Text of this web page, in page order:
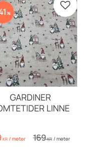
GARDINER
LINNE
KR /meter 169KR /meter
% Lisää